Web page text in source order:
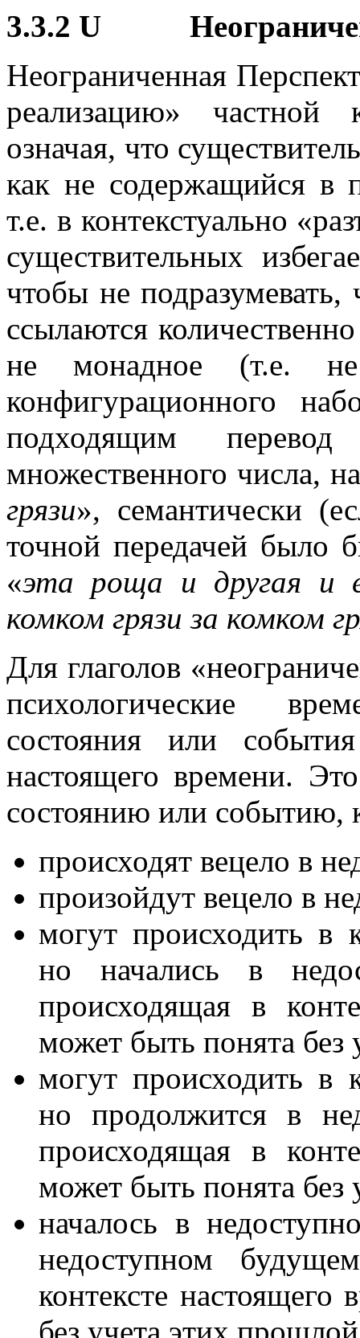
3.3.2 U
Неограниченная
реализацию» частной
означая, что
как не содержащийся в
т.е. в контекстуально
существительных
чтобы не
ссылаются
не монадное (т.е. не
конфигурационного
подходящим
множественного числа,
грязи», семантически
точной передачей было
«эта роща и другая и
комком грязи за комком
Для глаголов
психологические
состояния или
настоящего времени.
состоянию или событию,
происходят вецело в
произойдут вецело в
могут происходить в
но начались в
происходящая в
может быть понята без
могут происходить в
но продолжится в
происходящая в
может быть понята без
началось в
недоступном
контексте